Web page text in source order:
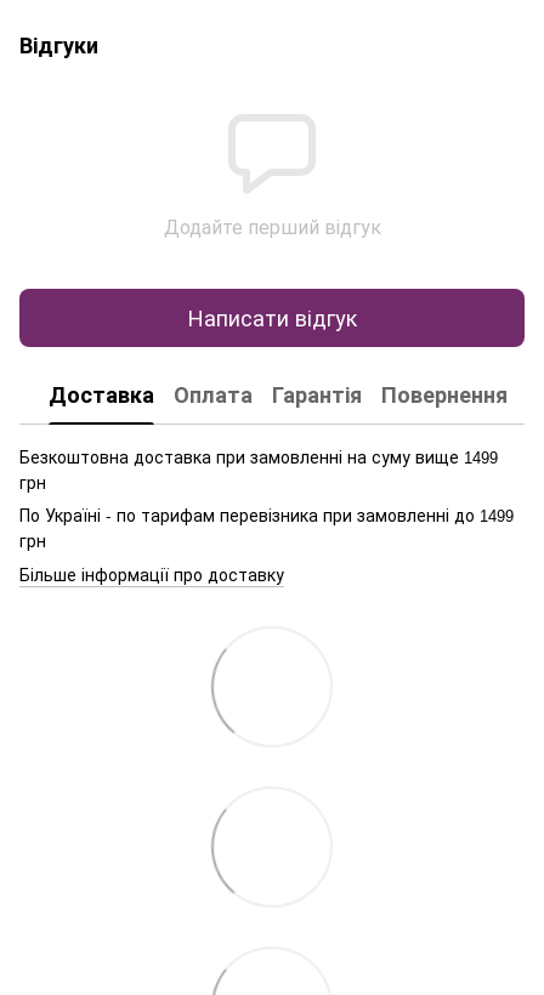
Відгуки
Додайте перший відгук
Написати відгук
Доставка Оплата Гарантія Повернення
Безкоштовна доставка при замовленні на суму вище 1499
грн
По Україні - по тарифам перевізника при замовленні до 1499
грн
Більше інформації про доставку